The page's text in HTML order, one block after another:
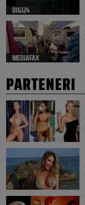
DIGI24
MEDIAFAX
PARTENERI